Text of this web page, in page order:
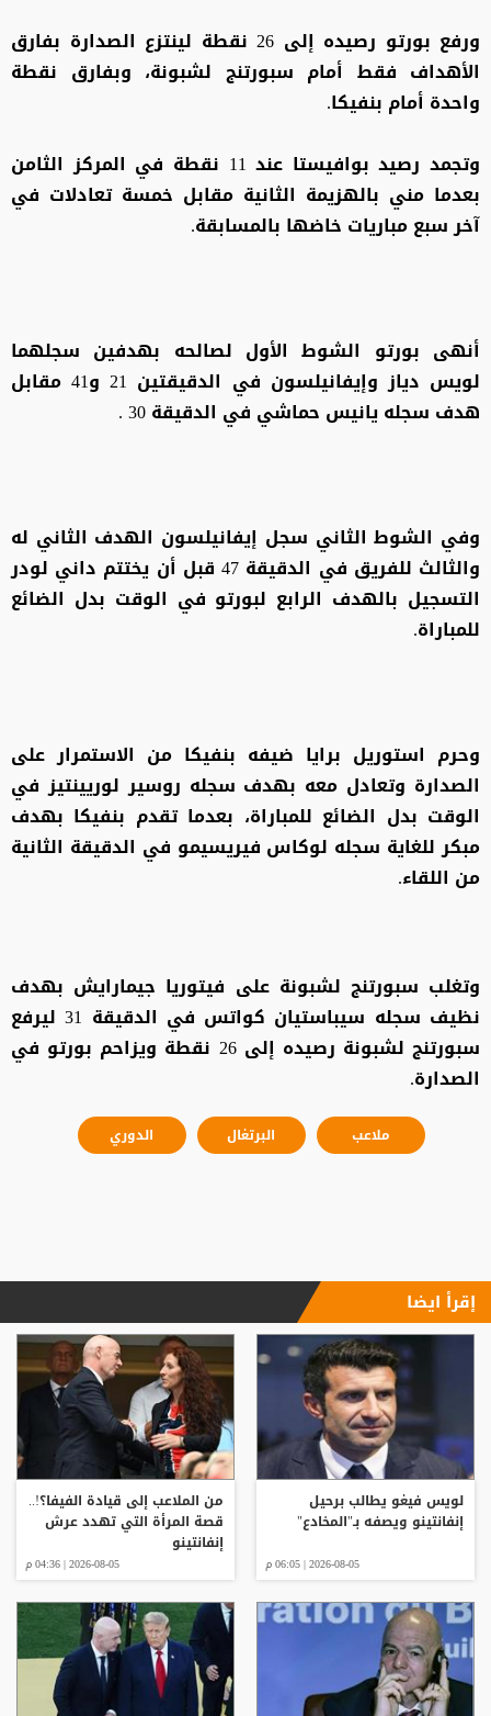
ورفع بورتو رصيده إلى 26 نقطة لينتزع الصدارة بفارق
الأهداف فقط أمام سبورتنج لشبونة، وبفارق نقطة
واحدة أمام بنفيكا.
وتجمد رصيد بوافيستا عند 11 نقطة في المركز الثامن
بعدما مني بالهزيمة الثانية مقابل خمسة تعادلات في
آخر سبع مباريات خاضها بالمسابقة.
أنهى بورتو الشوط الأول لصالحه بهدفين سجلهما
لويس دياز وإيفانيلسون في الدقيقتين 21 و41 مقابل
هدف سجله يانيس حماشي في الدقيقة 30 .
وفي الشوط الثاني سجل إيفانيلسون الهدف الثاني له
والثالث للفريق في الدقيقة 47 قبل أن يختتم داني لودر
التسجيل بالهدف الرابع لبورتو في الوقت بدل الضائع
للمباراة.
وحرم استوريل برايا ضيفه بنفيكا من الاستمرار على
الصدارة وتعادل معه بهدف سجله روسير لوريينتيز في
الوقت بدل الضائع للمباراة، بعدما تقدم بنفيكا بهدف
مبكر للغاية سجله لوكاس فيريسيمو في الدقيقة الثانية
من اللقاء.
وتغلب سبورتنج لشبونة على فيتوريا جيمارايش بهدف
نظيف سجله سيباستيان كواتس في الدقيقة 31 ليرفع
سبورتنج لشبونة رصيده إلى 26 نقطة ويزاحم بورتو في
الصدارة.
ملاعب البرتغال الدوري
إقرأ ايضا
لويس فيغو يطالب برحيل
إنفانتينو ويصفه بـ"المخادع"
2026-08-05 | 06:05 م
من الملاعب إلى قيادة الفيفا؟!..
قصة المرأة التي تهدد عرش
إنفانتينو
2026-08-05 | 04:36 م